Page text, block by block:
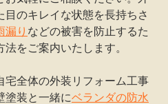
のキレイな状態を長持ちさ
漏り などの被害を防止するた
をご案内いたします。
宅全体の外装リフォーム工事
塗装と一緒にベランダの防水